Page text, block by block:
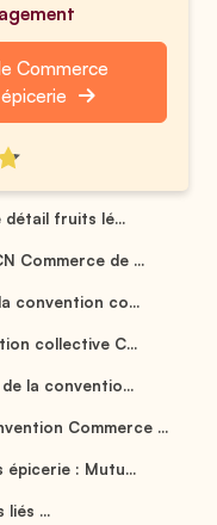
Commerce
détail fruits lé...
Commerce de ...
convention co...
collective C...
la conventio...
Commerce ...
épicerie : Mutu...
liés ...